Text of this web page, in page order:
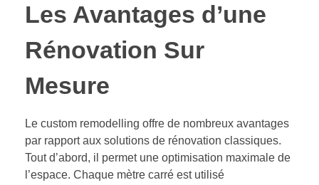
Les Avantages d’une
Rénovation Sur
Mesure
Le custom remodelling offre de nombreux avantages
par rapport aux solutions de rénovation classiques.
Tout d’abord, il permet une optimisation maximale de
l’espace. Chaque mètre carré est utilisé